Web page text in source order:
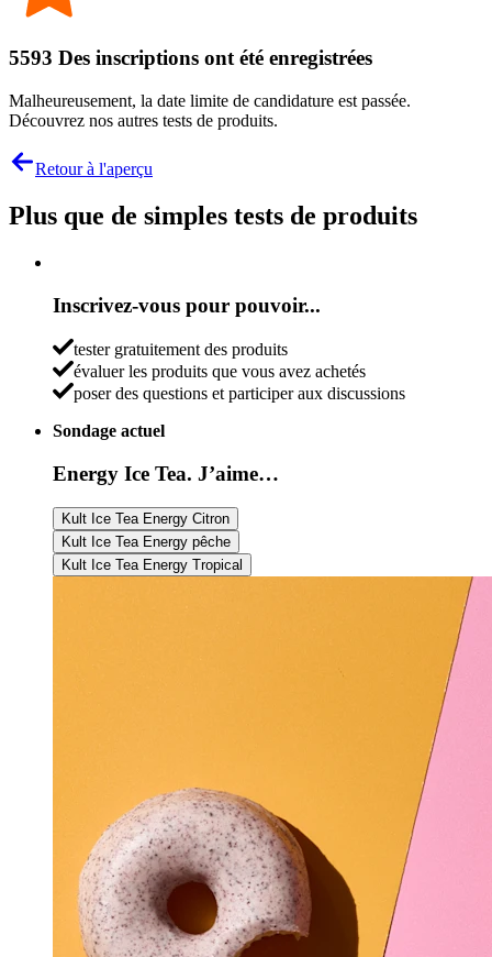
5593 Des inscriptions ont été enregistrées
Malheureusement, la date limite de candidature est passée.
Découvrez nos autres tests de produits.
Retour à l'aperçu
Plus que de simples tests de produits
Inscrivez-vous pour pouvoir...
tester gratuitement des produits
évaluer les produits que vous avez achetés
poser des questions et participer aux discussions
Sondage actuel
Energy Ice Tea. J’aime…
Kult Ice Tea Energy Citron
Kult Ice Tea Energy pêche
Kult Ice Tea Energy Tropical